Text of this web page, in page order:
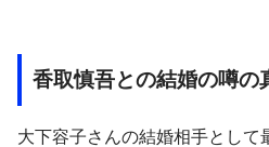
香取慎吾との結婚の噂の
大下容子さんの結婚相手として